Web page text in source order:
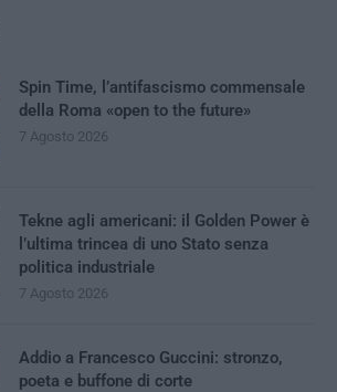
Spin Time, l’antifascismo commensale
della Roma «open to the future»
7 Agosto 2026
Tekne agli americani: il Golden Power è
l’ultima trincea di uno Stato senza
politica industriale
7 Agosto 2026
Addio a Francesco Guccini: stronzo,
poeta e buffone di corte